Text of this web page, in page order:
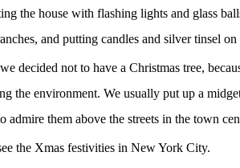
the house with flashing lights and glass
and putting candles and silver tinsel on
decided not to have a Christmas tree,
the environment. We usually put up a
admire them above the streets in the town
the Xmas festivities in New York City.